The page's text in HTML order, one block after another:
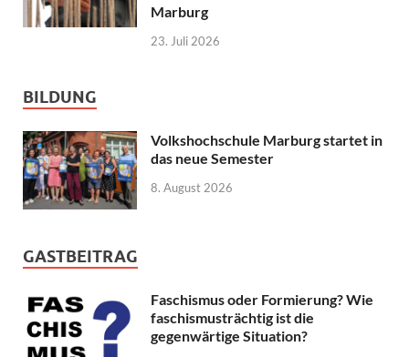
Marburg
23. Juli 2026
BILDUNG
Volkshochschule Marburg startet in
das neue Semester
8. August 2026
GASTBEITRAG
Faschismus oder Formierung? Wie
faschismusträchtig ist die
gegenwärtige Situation?